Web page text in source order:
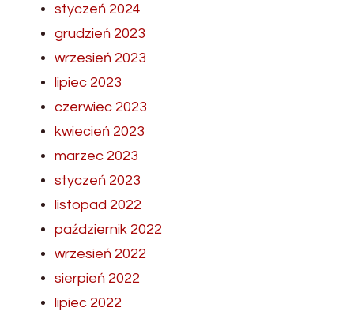
styczeń 2024
grudzień 2023
wrzesień 2023
lipiec 2023
czerwiec 2023
kwiecień 2023
marzec 2023
styczeń 2023
listopad 2022
październik 2022
wrzesień 2022
sierpień 2022
lipiec 2022